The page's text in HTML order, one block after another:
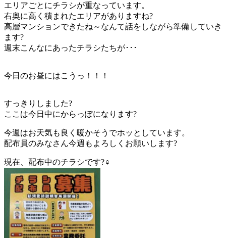
エリアごとにチラシが重なっています。
右奥に高く積まれたエリアがありますね?
高層マンションできたね～なんて話をしながら準備していき
ます?
週末こんなにあったチラシたちが･･･
今日のお昼にはこうっ！！！
すっきりしました?
ここは今日中にからっぽになります?
今週はお天気も良く暖かそうでホッとしています。
配布員のみなさん今週もよろしくお願いします?
現在、配布中のチラシです?‍♀️